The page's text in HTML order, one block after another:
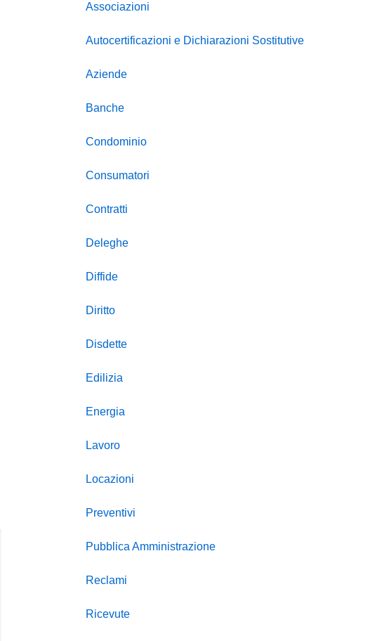
Associazioni
Autocertificazioni e Dichiarazioni Sostitutive
Aziende
Banche
Condominio
Consumatori
Contratti
Deleghe
Diffide
Diritto
Disdette
Edilizia
Energia
Lavoro
Locazioni
Preventivi
Pubblica Amministrazione
Reclami
Ricevute